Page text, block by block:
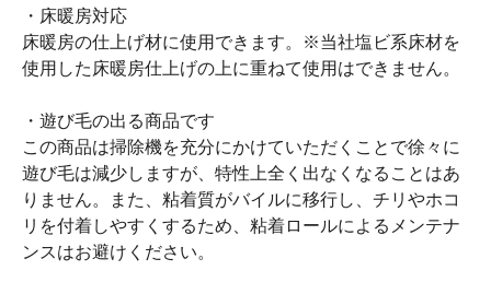
・床暖房対応
床暖房の仕上げ材に使用できます。※当社塩ビ系床材を
使用した床暖房仕上げの上に重ねて使用はできません。
・遊び毛の出る商品です
この商品は掃除機を充分にかけていただくことで徐々に
遊び毛は減少しますが、特性上全く出なくなることはあ
りません。また、粘着質がバイルに移行し、チリやホコ
リを付着しやすくするため、粘着ロールによるメンテナ
ンスはお避けください。